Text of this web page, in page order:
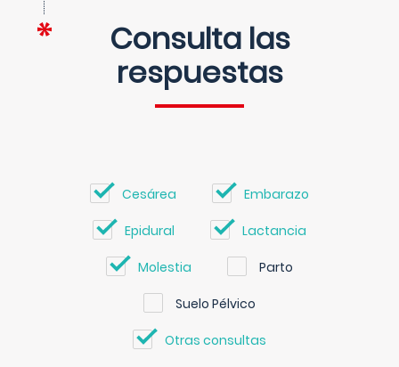
Consulta las
respuestas
Cesárea Embarazo
Epidural Lactancia
Molestia Parto
Suelo Pélvico
Otras consultas